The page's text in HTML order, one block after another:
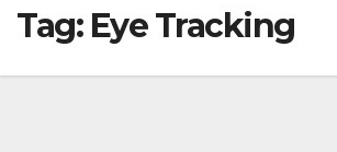
Tag: Eye Tracking